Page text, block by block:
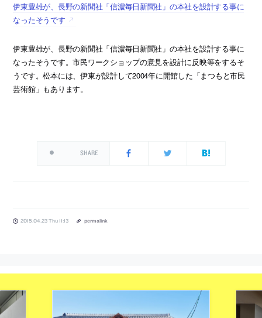
伊東豊雄が、長野の新聞社「信濃毎日新聞社」の本社を設計する事に
なったそうです
伊東豊雄が、長野の新聞社「信濃毎日新聞社」の本社を設計する事に
なったそうです。市民ワークショップの意見を設計に反映等をするそ
うです。松本には、伊東が設計して2004年に開館した「まつもと市民
芸術館」もあります。
SHARE
2015.04.23 Thu 11:13 permalink